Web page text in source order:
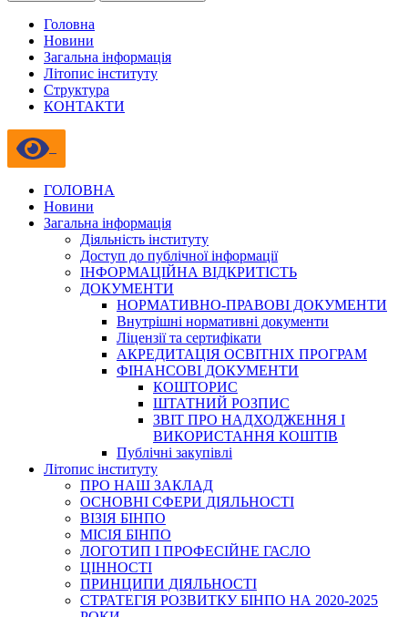
Головна
Новини
Загальна інформація
Літопис інституту
Структура
КОНТАКТИ
ГОЛОВНА
Новини
Загальна інформація
Діяльність інституту
Доступ до публічної інформації
ІНФОРМАЦІЙНА ВІДКРИТІСТЬ
ДОКУМЕНТИ
НОРМАТИВНО-ПРАВОВІ ДОКУМЕНТИ
Внутрішні нормативні документи
Ліцензії та сертифікати
АКРЕДИТАЦІЯ ОСВІТНІХ ПРОГРАМ
ФІНАНСОВІ ДОКУМЕНТИ
КОШТОРИС
ШТАТНИЙ РОЗПИС
ЗВІТ ПРО НАДХОДЖЕННЯ І
ВИКОРИСТАННЯ КОШТІВ
Публічні закупівлі
Літопис інституту
ПРО НАШ ЗАКЛАД
ОСНОВНІ СФЕРИ ДІЯЛЬНОСТІ
ВІЗІЯ БІНПО
МІСІЯ БІНПО
ЛОГОТИП І ПРОФЕСІЙНЕ ГАСЛО
ЦІННОСТІ
ПРИНЦИПИ ДІЯЛЬНОСТІ
СТРАТЕГІЯ РОЗВИТКУ БІНПО НА 2020-2025